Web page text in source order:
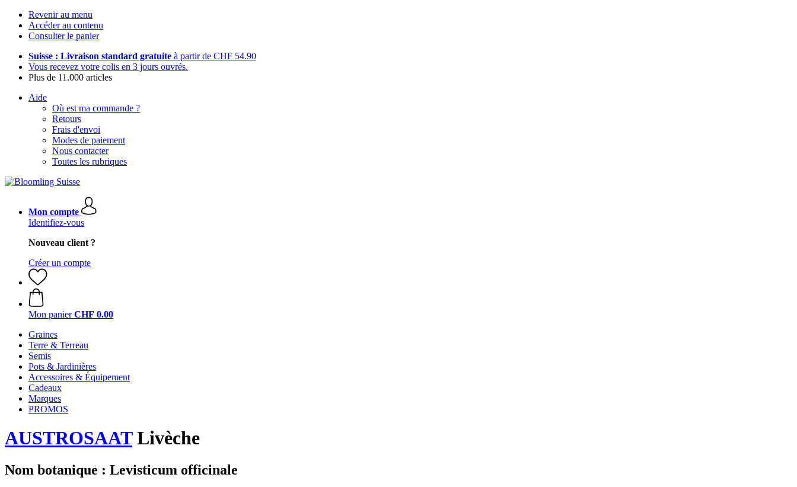
Revenir au menu
Accéder au contenu
Consulter le panier
Suisse : Livraison standard gratuite à partir de CHF 54.90
Vous recevez votre colis en 3 jours ouvrés.
Plus de 11.000 articles
Aide
Où est ma commande ?
Retours
Frais d'envoi
Modes de paiement
Nous contacter
Toutes les rubriques
Mon compte
Identifiez-vous
Nouveau client ?
Créer un compte
Mon panier CHF 0.00
Graines
Terre & Terreau
Semis
Pots & Jardinières
Accessoires & Équipement
Cadeaux
Marques
PROMOS
AUSTROSAATLivèche
Nom botanique : Levisticum officinale